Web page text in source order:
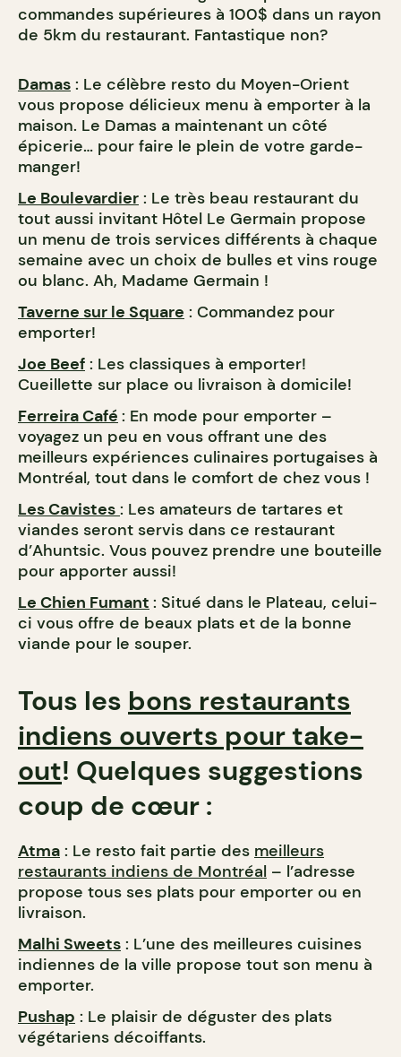
commandes supérieures à 100$ dans un rayon
de 5km du restaurant. Fantastique non?
Damas : Le célèbre resto du Moyen-Orient
vous propose délicieux menu à emporter à la
maison. Le Damas a maintenant un côté
épicerie… pour faire le plein de votre garde-
manger!
Le Boulevardier : Le très beau restaurant du
tout aussi invitant Hôtel Le Germain propose
un menu de trois services différents à chaque
semaine avec un choix de bulles et vins rouge
ou blanc. Ah, Madame Germain !
Taverne sur le Square : Commandez pour
emporter!
Joe Beef : Les classiques à emporter!
Cueillette sur place ou livraison à domicile!
Ferreira Café : En mode pour emporter –
voyagez un peu en vous offrant une des
meilleurs expériences culinaires portugaises à
Montréal, tout dans le comfort de chez vous !
Les Cavistes : Les amateurs de tartares et
viandes seront servis dans ce restaurant
d’Ahuntsic. Vous pouvez prendre une bouteille
pour apporter aussi!
Le Chien Fumant : Situé dans le Plateau, celui-
ci vous offre de beaux plats et de la bonne
viande pour le souper.
Tous les bons restaurants
indiens ouverts pour take-
out! Quelques suggestions
coup de cœur :
Atma : Le resto fait partie des meilleurs
restaurants indiens de Montréal – l’adresse
propose tous ses plats pour emporter ou en
livraison.
Malhi Sweets : L’une des meilleures cuisines
indiennes de la ville propose tout son menu à
emporter.
Pushap : Le plaisir de déguster des plats
végétariens décoiffants.